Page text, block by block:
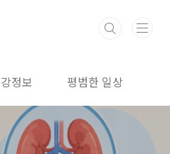
정보 평범한 일상